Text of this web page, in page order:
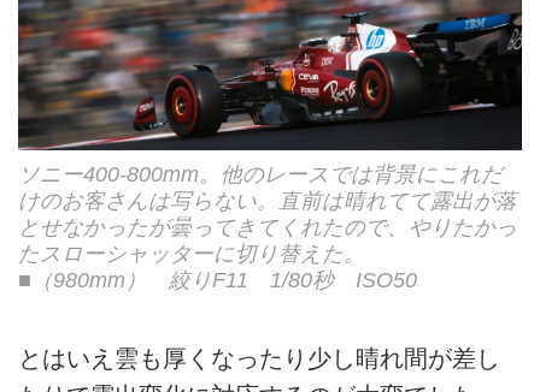
ソニー400-800mm。他のレースでは背景にこれだ
けのお客さんは写らない。直前は晴れてて露出が落
とせなかったが曇ってきてくれたので、やりたかっ
たスローシャッターに切り替えた。
■（980mm） 絞りF11 1/80秒 ISO50
とはいえ雲も厚くなったり少し晴れ間が差し